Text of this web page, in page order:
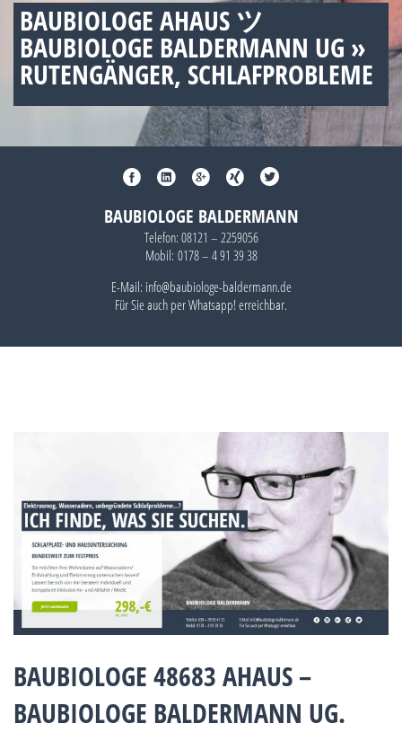
BAUBIOLOGE AHAUS ツ
BAUBIOLOGE BALDERMANN UG »
RUTENGÄNGER, SCHLAFPROBLEME
BAUBIOLOGE BALDERMANN
Telefon: 08121 – 2259056
Mobil: 0178 – 4 91 39 38
E-Mail: info@baubiologe-baldermann.de
Für Sie auch perWhatsapp!erreichbar.
BAUBIOLOGE 48683 AHAUS –
BAUBIOLOGE BALDERMANN UG.